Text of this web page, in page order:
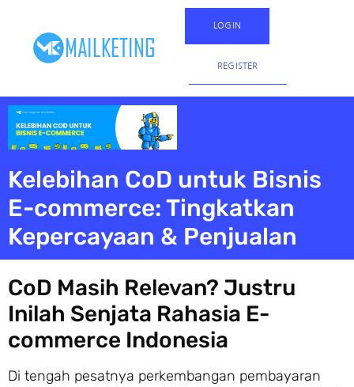
LOGIN
REGISTER
Kelebihan CoD untuk Bisnis
E-commerce: Tingkatkan
Kepercayaan & Penjualan
CoD Masih Relevan? Justru
Inilah Senjata Rahasia E-
commerce Indonesia
Di tengah pesatnya perkembangan pembayaran